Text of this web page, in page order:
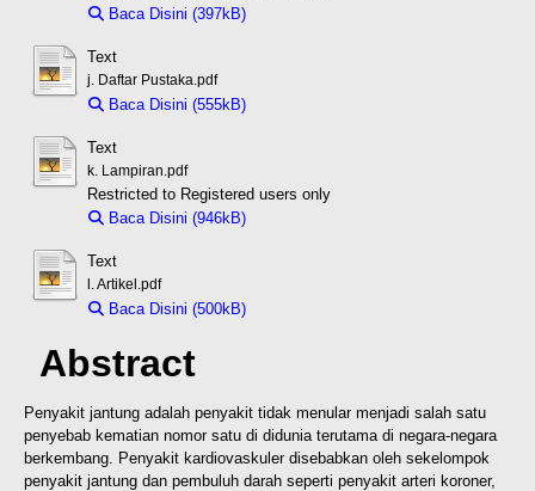
Baca Disini (397kB)
Text
j. Daftar Pustaka.pdf
Baca Disini (555kB)
Text
k. Lampiran.pdf
Restricted to Registered users only
Baca Disini (946kB)
Text
l. Artikel.pdf
Baca Disini (500kB)
Abstract
Penyakit jantung adalah penyakit tidak menular menjadi salah satu
penyebab kematian nomor satu di didunia terutama di negara-negara
berkembang. Penyakit kardiovaskuler disebabkan oleh sekelompok
penyakit jantung dan pembuluh darah seperti penyakit arteri koroner,